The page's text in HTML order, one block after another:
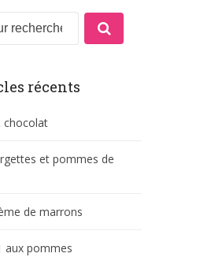
récents
chocolat
et pommes de
de marrons
aux pommes